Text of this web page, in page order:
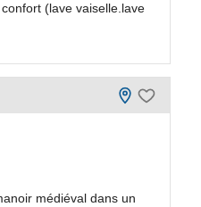
(lave vaiselle.lave
médiéval dans un